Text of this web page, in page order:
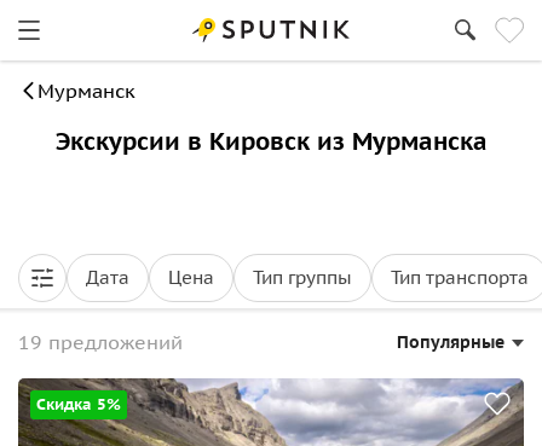
Мурманск
Экскурсии в Кировск из Мурманска
Дата Цена Тип группы Тип транспорта
19 предложений Популярные
Скидка 5%